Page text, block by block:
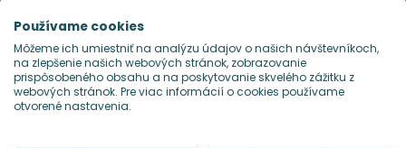
Šírka rastliny60 cm
Používame cookies
Môžeme ich umiestniť na analýzu údajov o našich návštevníkoch,
na zlepšenie našich webových stránok, zobrazovanie
prispôsobeného obsahu a na poskytovanie skvelého zážitku z
webových stránok. Pre viac informácií o cookies používame
otvorené nastavenia.